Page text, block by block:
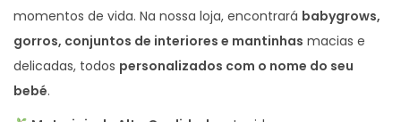
1
1
momentos de vida. Na nossa loja, encontrará babygrows,
gorros, conjuntos de interiores e mantinhas macias e
delicadas, todos personalizados com o nome do seu
bebé.